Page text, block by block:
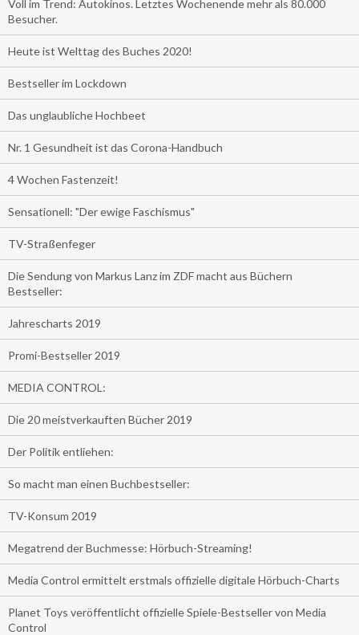
Voll im Trend: Autokinos. Letztes Wochenende mehr als 80.000
Besucher.
Heute ist Welttag des Buches 2020!
Bestseller im Lockdown
Das unglaubliche Hochbeet
Nr. 1 Gesundheit ist das Corona-Handbuch
4 Wochen Fastenzeit!
Sensationell: "Der ewige Faschismus"
TV-Straßenfeger
Die Sendung von Markus Lanz im ZDF macht aus Büchern
Bestseller:
Jahrescharts 2019
Promi-Bestseller 2019
MEDIA CONTROL:
Die 20 meistverkauften Bücher 2019
Der Politik entliehen:
So macht man einen Buchbestseller:
TV-Konsum 2019
Megatrend der Buchmesse: Hörbuch-Streaming!
Media Control ermittelt erstmals offizielle digitale Hörbuch-Charts
Planet Toys veröffentlicht offizielle Spiele-Bestseller von Media
Control